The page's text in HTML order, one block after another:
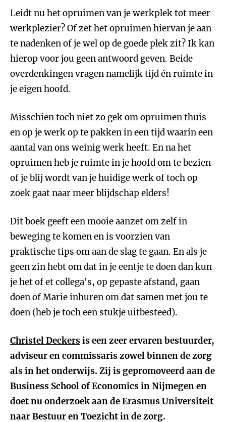
Leidt nu het opruimen van je werkplek tot meer
werkplezier? Of zet het opruimen hiervan je aan
te nadenken of je wel op de goede plek zit? Ik kan
hierop voor jou geen antwoord geven. Beide
overdenkingen vragen namelijk tijd én ruimte in
je eigen hoofd.
Misschien toch niet zo gek om opruimen thuis
en op je werk op te pakken in een tijd waarin een
aantal van ons weinig werk heeft. En na het
opruimen heb je ruimte in je hoofd om te bezien
of je blij wordt van je huidige werk of toch op
zoek gaat naar meer blijdschap elders!
Dit boek geeft een mooie aanzet om zelf in
beweging te komen en is voorzien van
praktische tips om aan de slag te gaan. En als je
geen zin hebt om dat in je eentje te doen dan kun
je het of et collega's, op gepaste afstand, gaan
doen of Marie inhuren om dat samen met jou te
doen (heb je toch een stukje uitbesteed).
Christel Deckersis een zeer ervaren bestuurder,
adviseur en commissaris zowel binnen de zorg
als in het onderwijs. Zij is gepromoveerd aan de
Business School of Economics in Nijmegen en
doet nu onderzoek aan de Erasmus Universiteit
naar Bestuur en Toezicht in de zorg.